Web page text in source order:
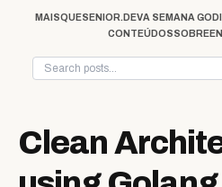
MAISQUESENIOR.DEVA SEMANA GO
CONTEÚDOSSOBRE
Clean